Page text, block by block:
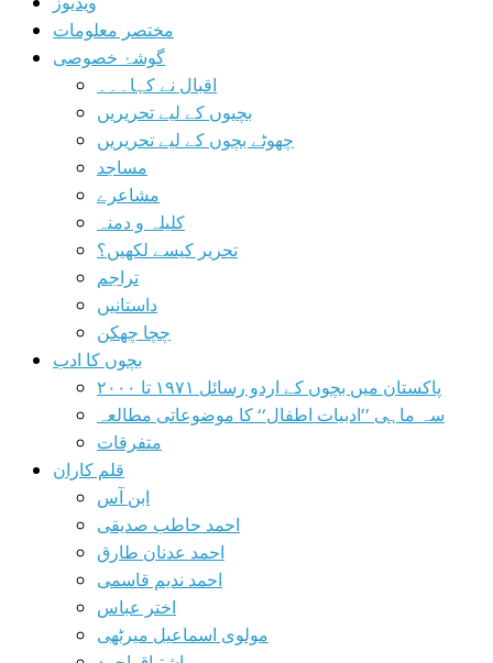
مختصر معلومات
گوشۂ خصوصی
اقبال نے کہا۔۔۔
بچیوں کے لیے تحریریں
چھوٹے بچوں کے لیے تحریریں
مساجد
مشاعرے
کلیلہ و دمنہ
تحریر کیسے لکھیں؟
تراجم
داستانیں
چچا چھکن
بچوں کا ادب
پاکستان میں بچوں کے اردو رسائل ۱۹۷۱ تا ۲۰۰۰
سہ ماہی ’’ادبیات اطفال‘‘ کا موضوعاتی مطالعہ
متفرقات
قلم کاران
ابن آس
احمد حاطب صدیقی
احمد عدنان طارق
احمد ندیم قاسمی
اختر عباس
مولوی اسماعیل میرٹھی